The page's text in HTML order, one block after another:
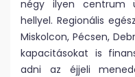
négy ilyen centrum
hellyel. Regionális
Miskolcon, Pécsen,
kapacitásokat is
adni az éjjeli